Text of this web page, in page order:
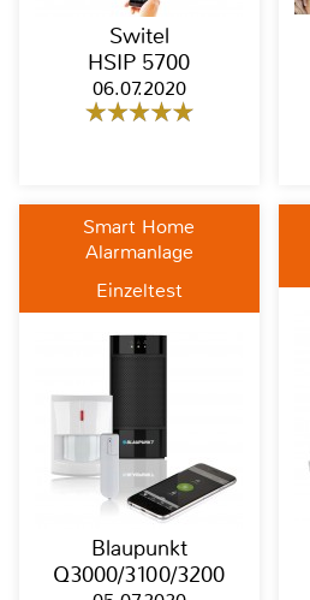
Switel
HSIP 5700
06.07.2020
Smart Home
Alarmanlage
Einzeltest
Blaupunkt
Q3000/3100/3200